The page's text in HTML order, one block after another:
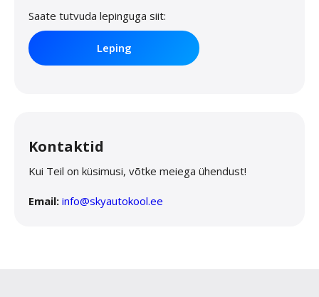
Saate tutvuda lepinguga siit:
Leping
Kontaktid
Kui Teil on küsimusi, võtke meiega ühendust!
Email: info@skyautokool.ee